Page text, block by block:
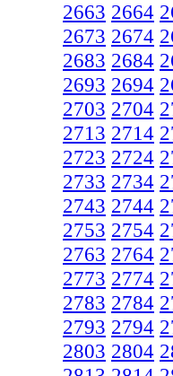
2663 2664
2673 2674
2683 2684
2693 2694
2703 2704
2713 2714
2723 2724
2733 2734
2743 2744
2753 2754
2763 2764
2773 2774
2783 2784
2793 2794
2803 2804